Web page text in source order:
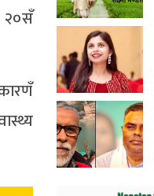
२०सँ